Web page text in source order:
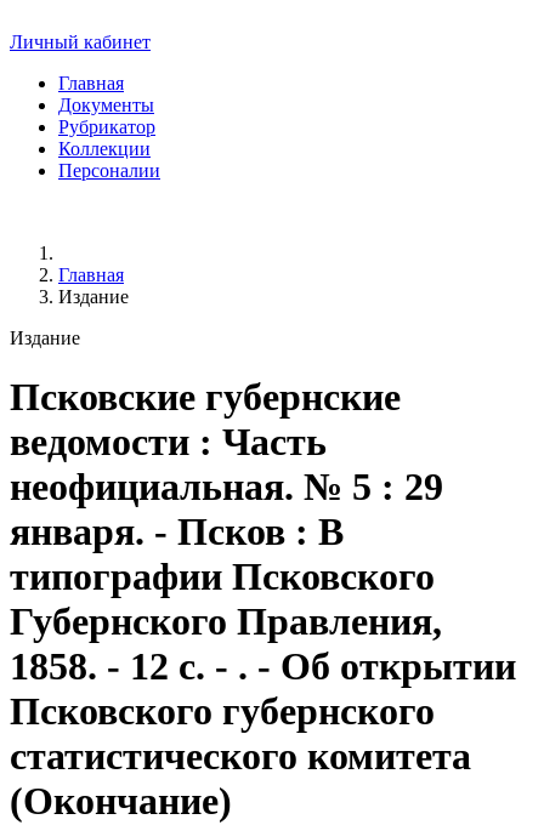
Личный кабинет
Главная
Документы
Рубрикатор
Коллекции
Персоналии
Главная
Издание
Издание
Псковские губернские
ведомости : Часть
неофициальная. № 5 : 29
января. - Псков : В
типографии Псковского
Губернского Правления,
1858. - 12 с. - . - Об открытии
Псковского губернского
статистического комитета
(Окончание)